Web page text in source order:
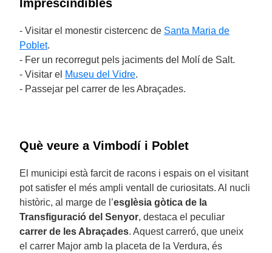
Imprescindibles
- Visitar el monestir cistercenc de Santa Maria de
Poblet.
- Fer un recorregut pels jaciments del Molí de Salt.
- Visitar el Museu del Vidre.
- Passejar pel carrer de les Abraçades.
Què veure a Vimbodí i Poblet
El municipi està farcit de racons i espais on el visitant
pot satisfer el més ampli ventall de curiositats. Al nucli
històric, al marge de l’esglèsia gòtica de la
Transfiguració del Senyor, destaca el peculiar
carrer de les Abraçades. Aquest carreró, que uneix
el carrer Major amb la placeta de la Verdura, és